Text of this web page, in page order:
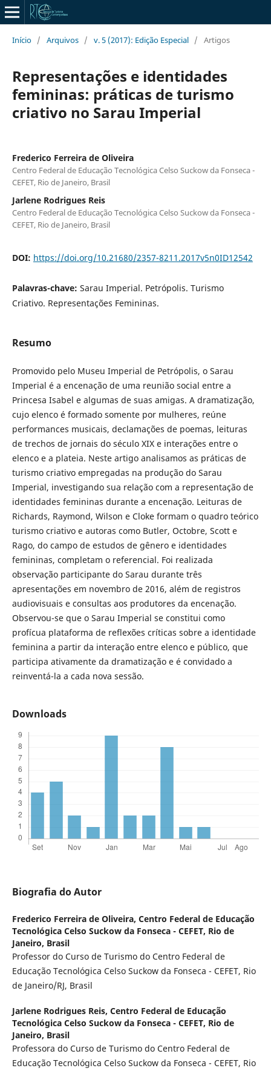
Início / Arquivos / v. 5 (2017): Edição Especial / Artigos
Representações e identidades
femininas: práticas de turismo
criativo no Sarau Imperial
Frederico Ferreira de Oliveira
Centro Federal de Educação Tecnológica Celso Suckow da Fonseca -
CEFET, Rio de Janeiro, Brasil
Jarlene Rodrigues Reis
Centro Federal de Educação Tecnológica Celso Suckow da Fonseca -
CEFET, Rio de Janeiro, Brasil
DOI: https://doi.org/10.21680/2357-8211.2017v5n0ID12542
Palavras-chave: Sarau Imperial. Petrópolis. Turismo
Criativo. Representações Femininas.
Resumo
Promovido pelo Museu Imperial de Petrópolis, o Sarau
Imperial é a encenação de uma reunião social entre a
Princesa Isabel e algumas de suas amigas. A dramatização,
cujo elenco é formado somente por mulheres, reúne
performances musicais, declamações de poemas, leituras
de trechos de jornais do século XIX e interações entre o
elenco e a plateia. Neste artigo analisamos as práticas de
turismo criativo empregadas na produção do Sarau
Imperial, investigando sua relação com a representação de
identidades femininas durante a encenação. Leituras de
Richards, Raymond, Wilson e Cloke formam o quadro teórico
turismo criativo e autoras como Butler, Octobre, Scott e
Rago, do campo de estudos de gênero e identidades
femininas, completam o referencial. Foi realizada
observação participante do Sarau durante três
apresentações em novembro de 2016, além de registros
audiovisuais e consultas aos produtores da encenação.
Observou-se que o Sarau Imperial se constitui como
profícua plataforma de reflexões críticas sobre a identidade
feminina a partir da interação entre elenco e público, que
participa ativamente da dramatização e é convidado a
reinventá-la a cada nova sessão.
Downloads
Biografia do Autor
Frederico Ferreira de Oliveira, Centro Federal de Educação
Tecnológica Celso Suckow da Fonseca - CEFET, Rio de
Janeiro, Brasil
Professor do Curso de Turismo do Centro Federal de
Educação Tecnológica Celso Suckow da Fonseca - CEFET, Rio
de Janeiro/RJ, Brasil
Jarlene Rodrigues Reis, Centro Federal de Educação
Tecnológica Celso Suckow da Fonseca - CEFET, Rio de
Janeiro, Brasil
Professora do Curso de Turismo do Centro Federal de
Educação Tecnológica Celso Suckow da Fonseca - CEFET, Rio